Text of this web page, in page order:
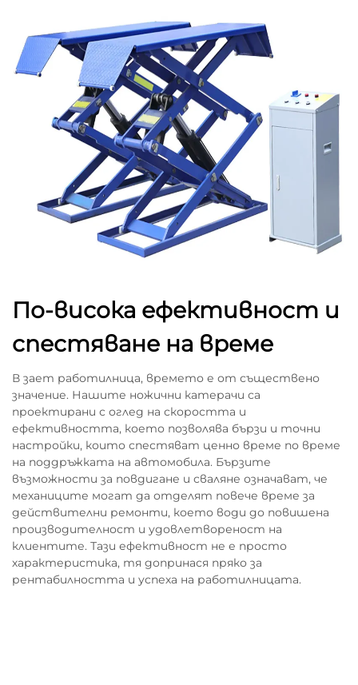
По-висока ефективност и
спестяване на време
В зает работилница, времето е от съществено
значение. Нашите ножични катерачи са
проектирани с оглед на скоростта и
ефективността, което позволява бързи и точни
настройки, които спестяват ценно време по време
на поддръжката на автомобила. Бързите
възможности за повдигане и сваляне означават, че
механиците могат да отделят повече време за
действителни ремонти, което води до повишена
производителност и удовлетвореност на
клиентите. Тази ефективност не е просто
характеристика, тя допринася пряко за
рентабилността и успеха на работилницата.